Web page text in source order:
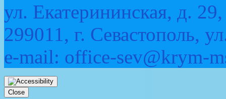
ул. Екатерининская, д.
299011, г. Севастополь,
e-mail: office-sev@krym-
Прокрутка
вверх
Close